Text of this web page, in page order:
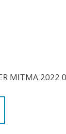
MITMA 2022